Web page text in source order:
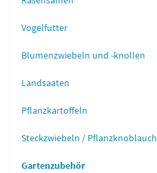
Vogelfutter
Blumenzwiebeln und -knollen
Landsaaten
Pflanzkartoffeln
Steckzwiebeln / Pflanzknoblauch
Gartenzubehör